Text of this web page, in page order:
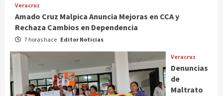
Veracruz
Amado Cruz Malpica Anuncia Mejoras en CCA y
Rechaza Cambios en Dependencia
7 horas hace Editor Noticias
Veracruz
Denuncias
de
Maltrato